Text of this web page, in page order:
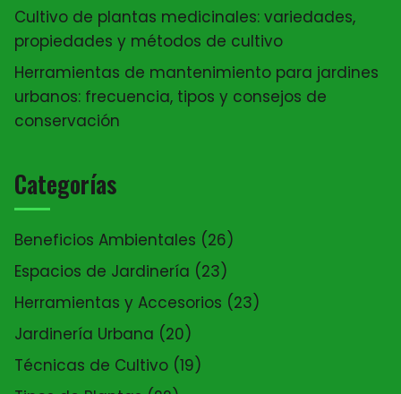
Cultivo de plantas medicinales: variedades,
propiedades y métodos de cultivo
Herramientas de mantenimiento para jardines
urbanos: frecuencia, tipos y consejos de
conservación
Categorías
Beneficios Ambientales (26)
Espacios de Jardinería (23)
Herramientas y Accesorios (23)
Jardinería Urbana (20)
Técnicas de Cultivo (19)